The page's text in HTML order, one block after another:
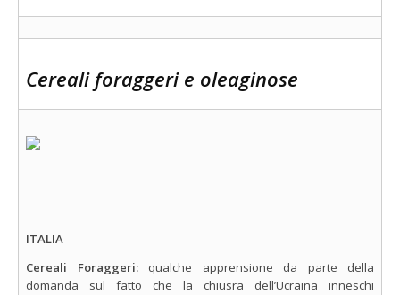
Cereali foraggeri e oleaginose
ITALIA
Cereali Foraggeri: qualche apprensione da parte della
domanda sul fatto che la chiusra dell’Ucraina inneschi